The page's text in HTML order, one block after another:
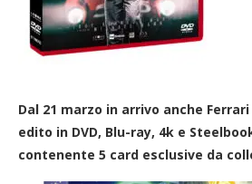
Dal 21 marzo in arrivo anche
edito in DVD, Blu-ray, 4k e
contenente 5 card esclusive da